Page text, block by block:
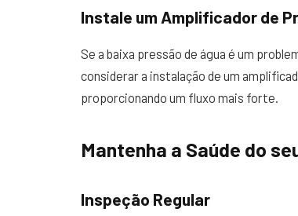
Instale um Amplificador de
Se a baixa pressão de água é um
considerar a instalação de um
proporcionando um fluxo mais forte.
Mantenha a Saúde do
Inspeção Regular